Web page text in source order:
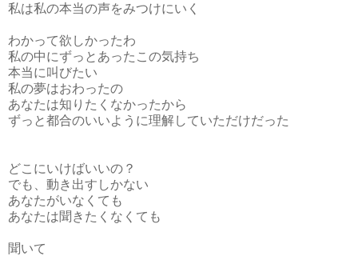
私は私の本当の声をみつけにいく
わかって欲しかったわ
私の中にずっとあったこの気持ち
本当に叫びたい
私の夢はおわったの
あなたは知りたくなかったから
ずっと都合のいいように理解していただけだった
どこにいけばいいの？
でも、動き出すしかない
あなたがいなくても
あなたは聞きたくなくても
聞いて